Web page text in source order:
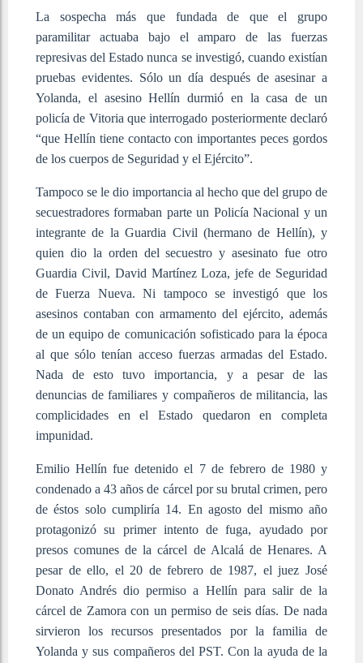
La sospecha más que fundada de que el grupo
paramilitar actuaba bajo el amparo de las fuerzas
represivas del Estado nunca se investigó, cuando existían
pruebas evidentes. Sólo un día después de asesinar a
Yolanda, el asesino Hellín durmió en la casa de un
policía de Vitoria que interrogado posteriormente declaró
“que Hellín tiene contacto con importantes peces gordos
de los cuerpos de Seguridad y el Ejército”.
Tampoco se le dio importancia al hecho que del grupo de
secuestradores formaban parte un Policía Nacional y un
integrante de la Guardia Civil (hermano de Hellín), y
quien dio la orden del secuestro y asesinato fue otro
Guardia Civil, David Martínez Loza, jefe de Seguridad
de Fuerza Nueva. Ni tampoco se investigó que los
asesinos contaban con armamento del ejército, además
de un equipo de comunicación sofisticado para la época
al que sólo tenían acceso fuerzas armadas del Estado.
Nada de esto tuvo importancia, y a pesar de las
denuncias de familiares y compañeros de militancia, las
complicidades en el Estado quedaron en completa
impunidad.
Emilio Hellín fue detenido el 7 de febrero de 1980 y
condenado a 43 años de cárcel por su brutal crimen, pero
de éstos solo cumpliría 14. En agosto del mismo año
protagonizó su primer intento de fuga, ayudado por
presos comunes de la cárcel de Alcalá de Henares. A
pesar de ello, el 20 de febrero de 1987, el juez José
Donato Andrés dio permiso a Hellín para salir de la
cárcel de Zamora con un permiso de seis días. De nada
sirvieron los recursos presentados por la familia de
Yolanda y sus compañeros del PST. Con la ayuda de la